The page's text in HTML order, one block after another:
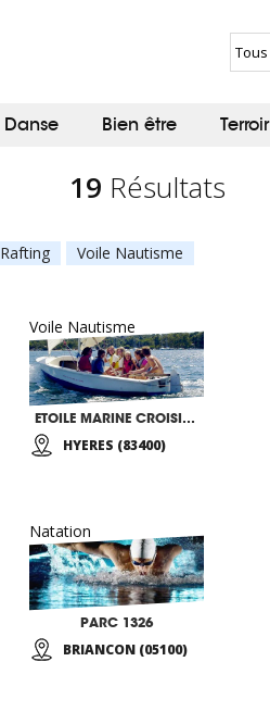
Danse Bien être Terroir
19 Résultats
Rafting Voile Nautisme
Voile Nautisme
ETOILE MARINE CROISIERES
HYERES (83400)
Natation
PARC 1326
BRIANCON (05100)